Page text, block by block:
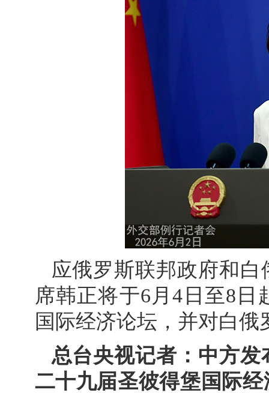
应俄罗斯联邦政府和
席韩正将于6月4日至8
国际经济论坛，并对白俄
总台央视记者：中方
二十九届圣彼得堡国际